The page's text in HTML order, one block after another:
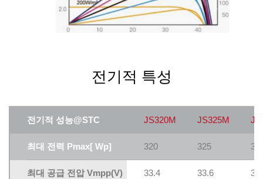
전기적 특성
전기적 성능@STC JS320M JS325M
최대 전력 Pmax[ Wp] 320 325
최대 공급 전압 Vmpp(V) 33.4 33.6